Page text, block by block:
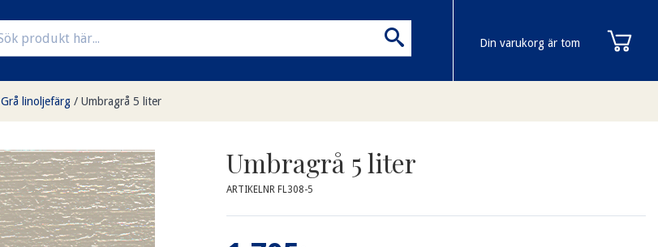
Din varukorg är tom
Grå linoljefärg / Umbragrå 5 liter
Umbragrå 5 liter
ARTIKELNR FL308-5